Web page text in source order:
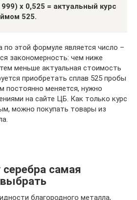
х 0,525 = актуальный курс
525.
по этой формуле является число –
закономерность: чем ниже
меньше актуальная стоимость
приобретать сплав 525 пробы
постоянно меняется, нужно
на сайте ЦБ. Как только курс
можно покупать товары из
серебра самая
благородного металла,